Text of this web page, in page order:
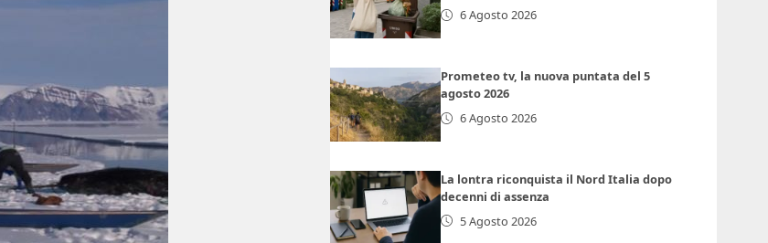
6 Agosto 2026
Prometeo tv, la nuova puntata del 5
agosto 2026
6 Agosto 2026
La lontra riconquista il Nord Italia dopo
decenni di assenza
5 Agosto 2026